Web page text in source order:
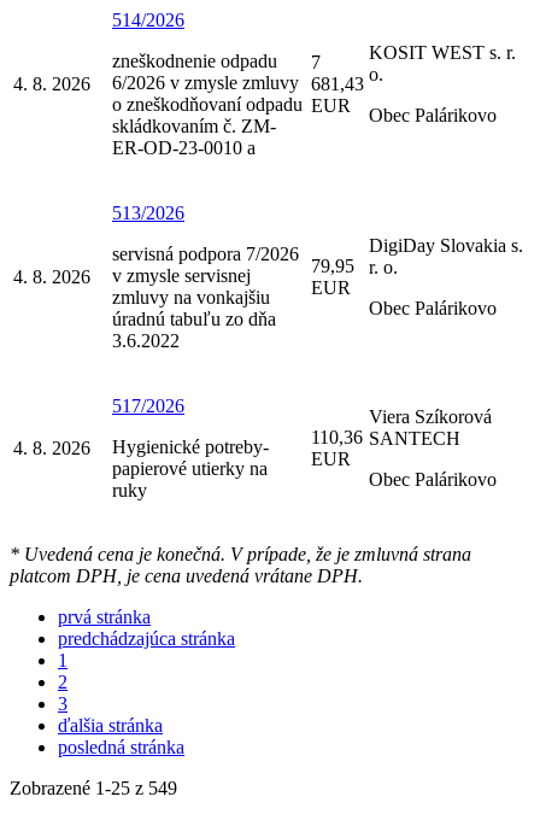
4. 8. 2026
514/2026
zneškodnenie odpadu
6/2026 v zmysle zmluvy
o zneškodňovaní odpadu
skládkovaním č. ZM-
ER-OD-23-0010 a
7
681,43
EUR
KOSIT WEST s. r.
o.
Obec Palárikovo
4. 8. 2026
513/2026
servisná podpora 7/2026
v zmysle servisnej
zmluvy na vonkajšiu
úradnú tabuľu zo dňa
3.6.2022
79,95
EUR
DigiDay Slovakia s.
r. o.
Obec Palárikovo
4. 8. 2026
517/2026
Hygienické potreby-
papierové utierky na
ruky
110,36
EUR
Viera Szíkorová
SANTECH
Obec Palárikovo
* Uvedená cena je konečná. V prípade, že je zmluvná strana
platcom DPH, je cena uvedená vrátane DPH.
prvá stránka
predchádzajúca stránka
1
2
3
ďalšia stránka
posledná stránka
Zobrazené 1-25 z 549